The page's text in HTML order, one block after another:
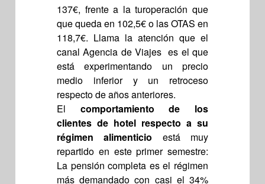
137€, frente a la turoperación que
que queda en 102,5€ o las OTAS en
118,7€. Llama la atención que el
canal Agencia de Viajes es el que
está experimentando un precio
medio inferior y un retroceso
respecto de años anteriores.
El comportamiento de los
clientes de hotel respecto a su
régimen alimenticio está muy
repartido en este primer semestre:
La pensión completa es el régimen
más demandado con casi el 34%